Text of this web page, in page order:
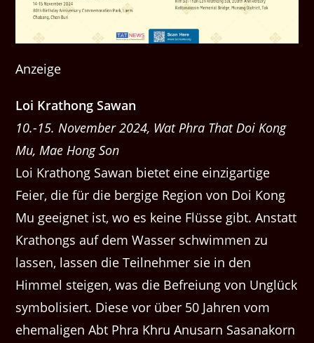
Anzeige
Loi Krathong Sawan
10.-15. November 2024, Wat Phra That Doi Kong
Mu, Mae Hong Son
Loi Krathong Sawan bietet eine einzigartige
Feier, die für die bergige Region von Doi Kong
Mu geeignet ist, wo es keine Flüsse gibt. Anstatt
Krathongs auf dem Wasser schwimmen zu
lassen, lassen die Teilnehmer sie in den
Himmel steigen, was die Befreiung von Unglück
symbolisiert. Diese vor über 50 Jahren vom
ehemaligen Abt Phra Khru Anusarn Sasanakorn